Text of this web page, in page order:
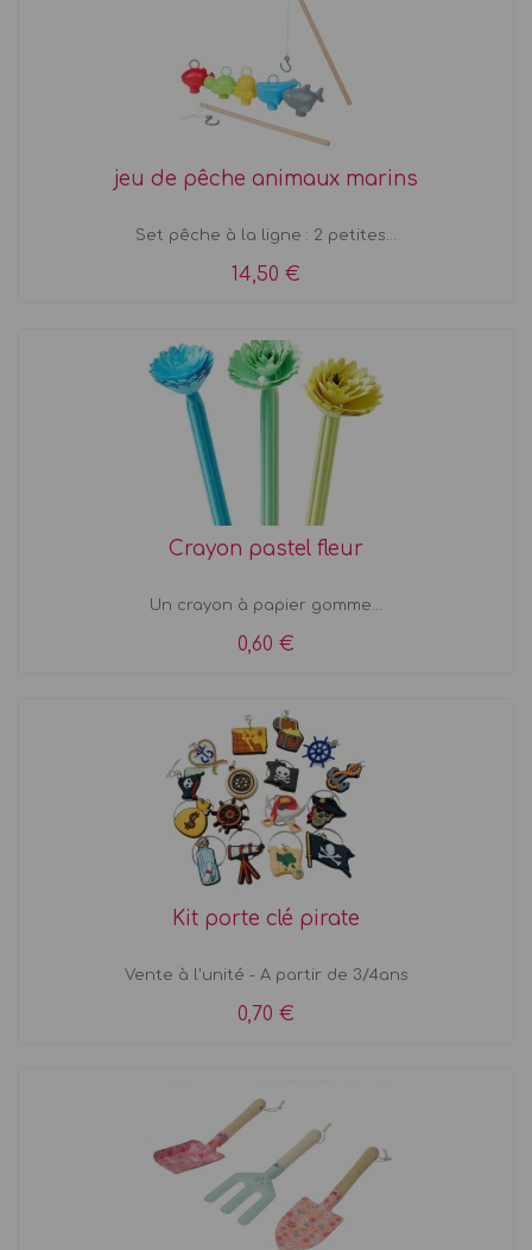
jeu de pêche animaux marins
Set pêche à la ligne : 2 petites...
14,50 €
Crayon pastel fleur
Un crayon à papier gomme...
0,60 €
Kit porte clé pirate
Vente à l'unité - A partir de 3/4ans
0,70 €